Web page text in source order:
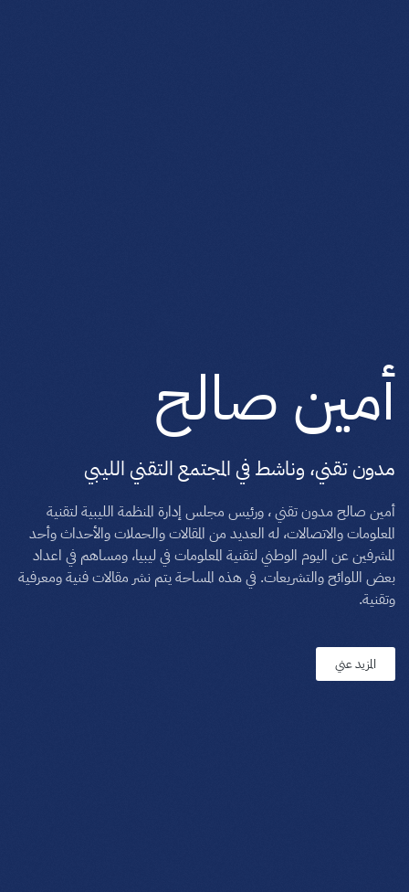
أمين صالح
مدون تقني، وناشط في المجتمع التقني الليبي
أمين صالح مدون تقني ، ورئيس مجلس إدارة المنظمة الليبية لتقنية
المعلومات والاتصالات، له العديد من المقالات والحملات والأحداث وأحد
المشرفين عن اليوم الوطني لتقنية المعلومات في ليبيا، ومساهم في اعداد
بعض اللوائح والتشريعات. في هذه المساحة يتم نشر مقالات فنية ومعرفية
وتقنية.
المزيد عني